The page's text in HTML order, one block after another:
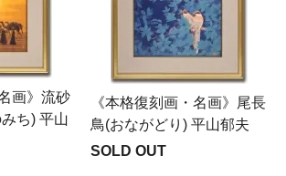
画》流砂
ち) 平山
《本格復刻画・名画》尾長
鳥(おながどり) 平山郁夫
SOLD OUT